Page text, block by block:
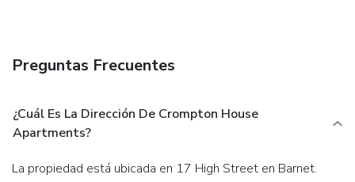
Preguntas Frecuentes
¿Cuál Es La Dirección De Crompton House
Apartments?
La propiedad está ubicada en 17 High Street en Barnet.